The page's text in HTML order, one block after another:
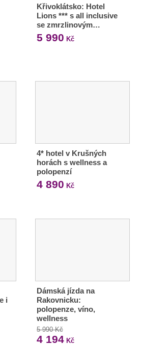
Křivoklátsko: Hotel
Lions *** s all inclusive
se zmrzlinovým…
5 990 Kč
4* hotel v Krušných
horách s wellness a
polopenzí
4 890 Kč
i
Dámská jízda na
Rakovnicku:
polopenze, víno,
wellness
5 990 Kč
4 194Kč